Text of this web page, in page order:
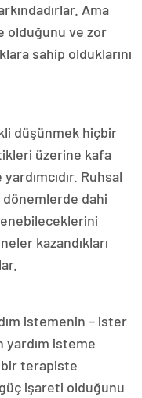
Ama
olduğunu ve zor
sahip olduklarını
düşünmek hiçbir
üzerine kafa
Ruhsal
dönemlerde dahi
kazandıkları
istemenin – ister
yardım isteme
terapiste
işareti olduğunu